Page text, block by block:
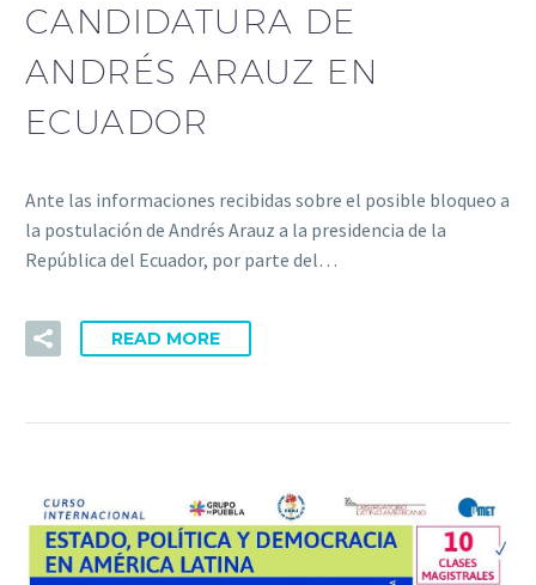
CANDIDATURA DE
ANDRÉS ARAUZ EN
ECUADOR
Ante las informaciones recibidas sobre el posible bloqueo a
la postulación de Andrés Arauz a la presidencia de la
República del Ecuador, por parte del…
READ MORE